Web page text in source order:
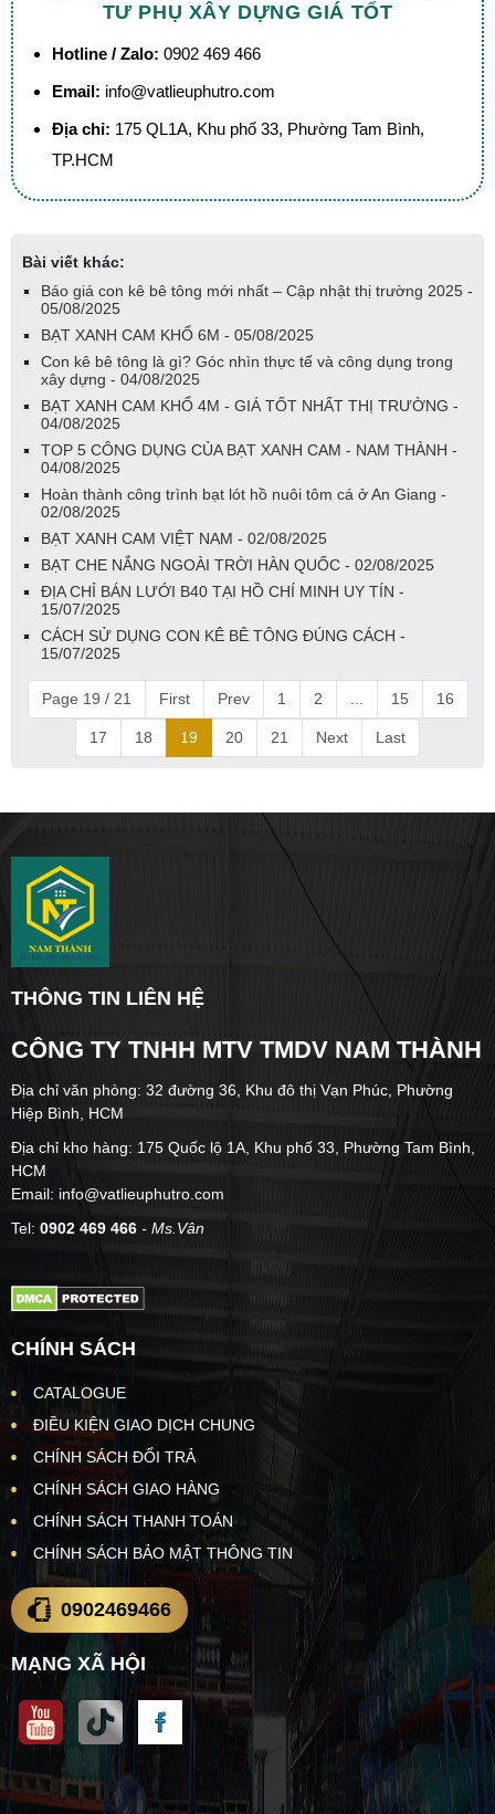
TƯ PHỤ XÂY DỰNG GIÁ TỐT
Hotline / Zalo: 0902 469 466
Email: info@vatlieuphutro.com
Địa chỉ: 175 QL1A, Khu phố 33, Phường Tam Bình,
TP.HCM
Bài viết khác:
Báo giá con kê bê tông mới nhất – Cập nhật thị trường 2025 -
05/08/2025
BẠT XANH CAM KHỔ 6M - 05/08/2025
Con kê bê tông là gì? Góc nhìn thực tế và công dụng trong
xây dựng - 04/08/2025
BẠT XANH CAM KHỔ 4M - GIÁ TỐT NHẤT THỊ TRƯỜNG -
04/08/2025
TOP 5 CÔNG DỤNG CỦA BẠT XANH CAM - NAM THÀNH -
04/08/2025
Hoàn thành công trình bạt lót hồ nuôi tôm cá ở An Giang -
02/08/2025
BẠT XANH CAM VIỆT NAM - 02/08/2025
BẠT CHE NẮNG NGOÀI TRỜI HÀN QUỐC - 02/08/2025
ĐỊA CHỈ BÁN LƯỚI B40 TẠI HỒ CHÍ MINH UY TÍN -
15/07/2025
CÁCH SỬ DỤNG CON KÊ BÊ TÔNG ĐÚNG CÁCH -
15/07/2025
Page 19 / 21 First Prev 1 2 ... 15 16
17 18 19 20 21 Next Last
THÔNG TIN LIÊN HỆ
CÔNG TY TNHH MTV TMDV NAM THÀNH
Địa chỉ văn phòng: 32 đường 36, Khu đô thị Vạn Phúc, Phường
Hiệp Bình, HCM
Địa chỉ kho hàng: 175 Quốc lộ 1A, Khu phố 33, Phường Tam Bình,
HCM
Email: info@vatlieuphutro.com
Tel: 0902 469 466 - Ms.Vân
CHÍNH SÁCH
CATALOGUE
ĐIỀU KIỆN GIAO DỊCH CHUNG
CHÍNH SÁCH ĐỔI TRẢ
CHÍNH SÁCH GIAO HÀNG
CHÍNH SÁCH THANH TOÁN
CHÍNH SÁCH BẢO MẬT THÔNG TIN
0902469466
MẠNG XÃ HỘI